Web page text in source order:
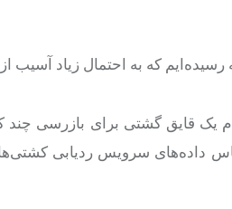
رسیده‌ایم که به احتمال زیاد
یک قایق گشتی برای بازرسی
داده‌های سرویس ردیابی